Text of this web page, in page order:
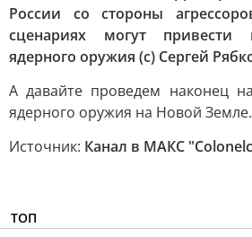
России со стороны
сценариях могут привести
ядерного оружия (с) Сергей
А давайте проведем наконец
ядерного оружия на Новой
Источник: Канал в МАКС
ТОП